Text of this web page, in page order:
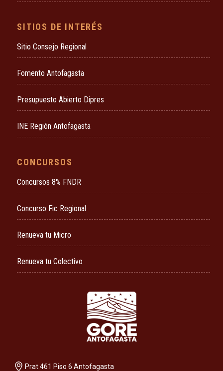
SITIOS DE INTERÉS
Sitio Consejo Regional
Fomento Antofagasta
Presupuesto Abierto Dipres
INE Región Antofagasta
CONCURSOS
Concursos 8% FNDR
Concurso Fic Regional
Renueva tu Micro
Renueva tu Colectivo
Prat 461 Piso 6 Antofagasta